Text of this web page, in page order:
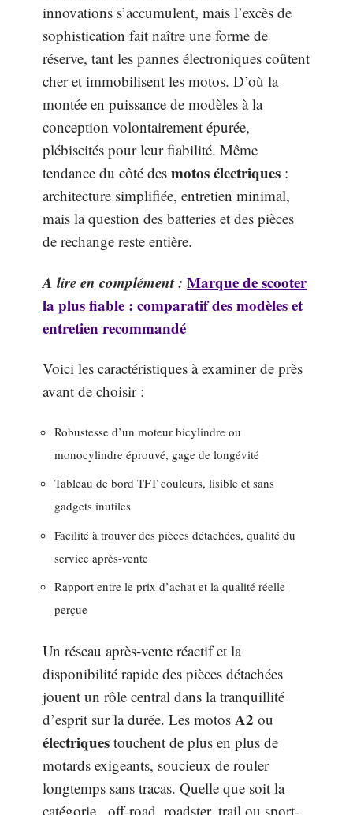
innovations s’accumulent, mais l’excès de
sophistication fait naître une forme de
réserve, tant les pannes électroniques coûtent
cher et immobilisent les motos. D’où la
montée en puissance de modèles à la
conception volontairement épurée,
plébiscités pour leur fiabilité. Même
tendance du côté des motos électriques :
architecture simplifiée, entretien minimal,
mais la question des batteries et des pièces
de rechange reste entière.
A lire en complément : Marque de scooter
la plus fiable : comparatif des modèles et
entretien recommandé
Voici les caractéristiques à examiner de près
avant de choisir :
Robustesse d’un moteur bicylindre ou
monocylindre éprouvé, gage de longévité
Tableau de bord TFT couleurs, lisible et sans
gadgets inutiles
Facilité à trouver des pièces détachées, qualité du
service après-vente
Rapport entre le prix d’achat et la qualité réelle
perçue
Un réseau après-vente réactif et la
disponibilité rapide des pièces détachées
jouent un rôle central dans la tranquillité
d’esprit sur la durée. Les motos A2 ou
électriques touchent de plus en plus de
motards exigeants, soucieux de rouler
longtemps sans tracas. Quelle que soit la
catégorie , off-road, roadster, trail ou sport-